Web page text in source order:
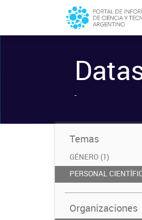
-
Temas
GÉNERO (1)
PERSONAL
Organizaciones